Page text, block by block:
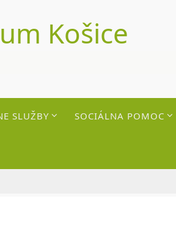
Košice
SLUŽBY SOCIÁLNA POMOC